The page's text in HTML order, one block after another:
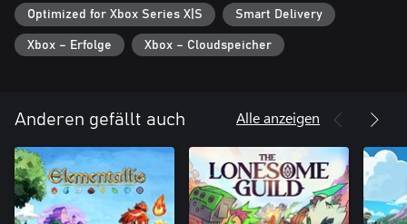
Optimized for Xbox Series X|S Smart Delivery
Xbox – Erfolge Xbox – Cloudspeicher
Anderen gefällt auch Alle anzeigen